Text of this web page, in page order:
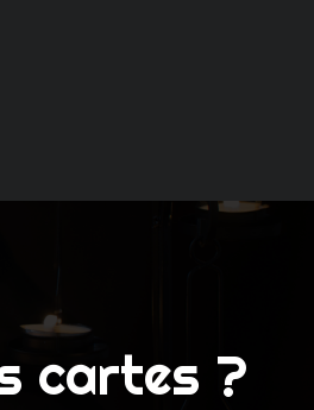
cartes ?